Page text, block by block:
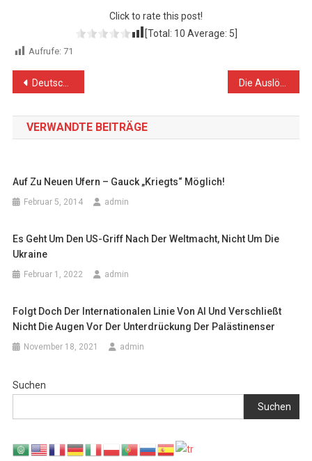
Click to rate this post!
[Total: 10 Average: 5
Aufrufe: 71
Beitragsnavigation
Deutschland: Dürfen Verbrechen – auch die von jüdischen Faschisten – des Staates Israel nicht mehr kritisiert werden? Die Auslöschung der Kinder im Gazastreifen: Der vernichtende UN-Bericht
VERWANDTE BEITRÄGE
Auf Zu Neuen Ufern – Gauck „kriegts“ Möglich!
Februar 5, 2014 admin
Es Geht Um Den US-Griff Nach Der Weltmacht, Nicht Um Die
Ukraine
Februar 1, 2022 admin
Folgt Doch Der Internationalen Linie Von AI Und Verschließt
Nicht Die Augen Vor Der Unterdrückung Der Palästinenser
November 18, 2021 admin
Suchen
Suchen